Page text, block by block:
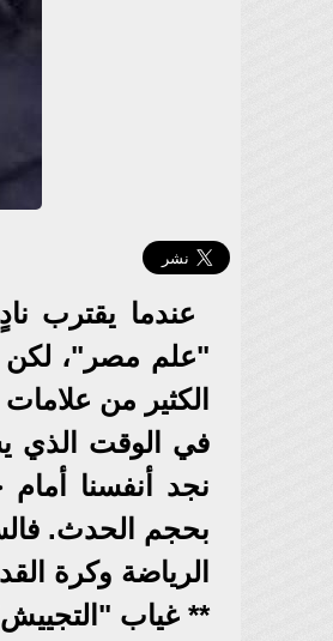
عندما يقترب
"علم مصر"، لكن
الكثير من
في الوقت الذي
نجد أنفسنا
بحجم الحدث.
الرياضة وكرة
** غياب